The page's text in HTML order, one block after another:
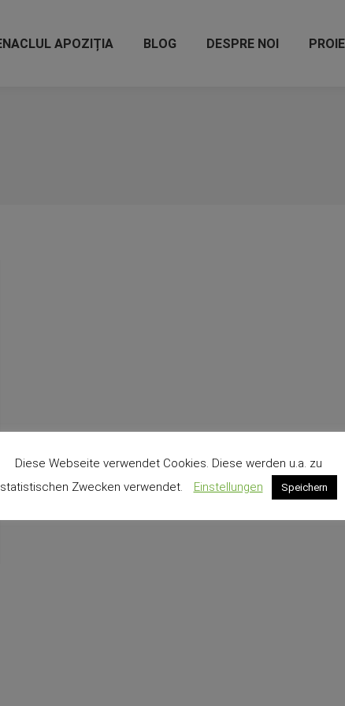
APOZIȚIA BLOG DESPRE NOI
Diese Webseite verwendet Cookies. Diese werden u.a. zu
statistischen Zwecken verwendet.
Einstellungen Speichern